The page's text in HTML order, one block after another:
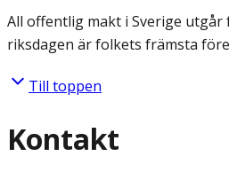
All offentlig makt i Sverige utgår
riksdagen är folkets främsta
Till toppen
Kontakt